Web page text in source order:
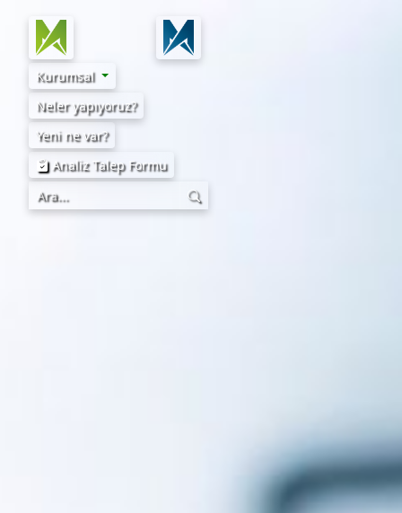
Kurumsal
Neler yapıyoruz?
Yeni ne var?
Analiz Talep Formu